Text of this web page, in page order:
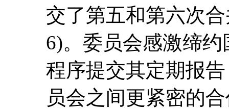
交了第五和第六次
6)。委员会感激缔
程序提交其定期报
员会之间更紧密的